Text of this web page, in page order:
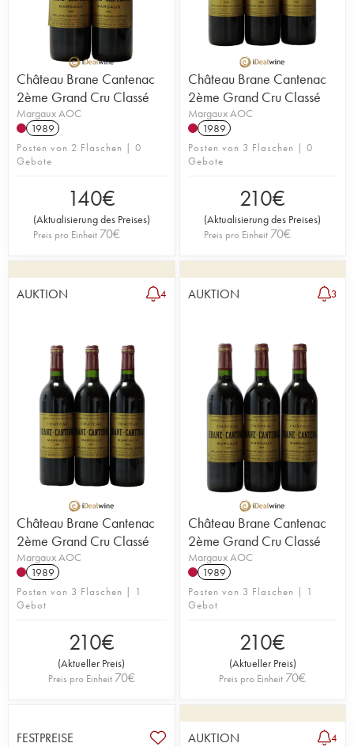
Château Brane Cantenac
2ème Grand Cru Classé
Margaux AOC
1989
Posten von 2 Flaschen | 0
Gebote
140€
(Aktualisierung des Preises)
Preis pro Einheit 70€
Château Brane Cantenac
2ème Grand Cru Classé
Margaux AOC
1989
Posten von 3 Flaschen | 0
Gebote
210€
(Aktualisierung des Preises)
Preis pro Einheit 70€
AUKTION 4
Château Brane Cantenac
2ème Grand Cru Classé
Margaux AOC
1989
Posten von 3 Flaschen | 1
Gebot
210€
(Aktueller Preis)
Preis pro Einheit 70€
AUKTION 3
Château Brane Cantenac
2ème Grand Cru Classé
Margaux AOC
1989
Posten von 3 Flaschen | 1
Gebot
210€
(Aktueller Preis)
Preis pro Einheit 70€
FESTPREISE AUKTION 4